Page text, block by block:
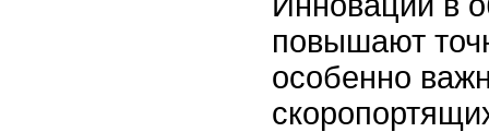
повышают
особенно